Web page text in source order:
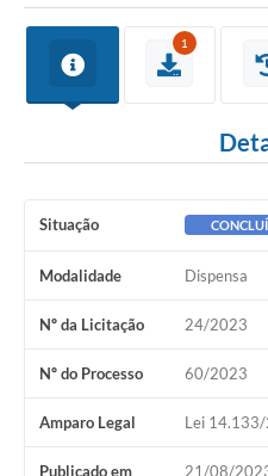
1
Situação
Modalidade Dispensa
Nº da Licitação 24/2023
Nº do Processo 60/2023
Amparo Legal Lei
Publicado em 21/08/